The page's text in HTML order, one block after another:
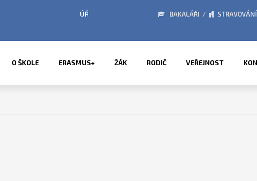
PŘÍMĚSTSKÉ TÁBORY 2026BAKALÁŘI STRAVOVÁNÍ
O ŠKOLE ERASMUS+ ŽÁK RODIČ VEŘEJNOST